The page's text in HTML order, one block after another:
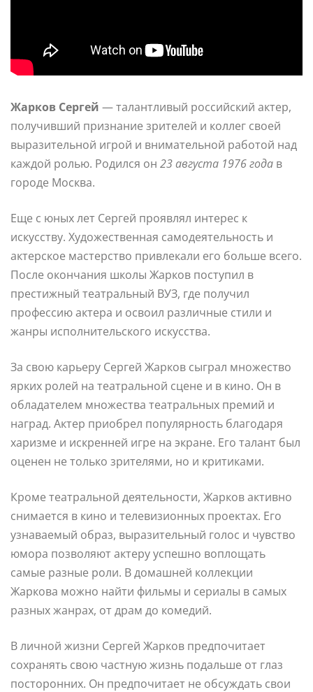
Жарков Сергей — талантливый российский актер,
получивший признание зрителей и коллег своей
выразительной игрой и внимательной работой над
каждой ролью. Родился он 23 августа 1976 года в
городе Москва.
Еще с юных лет Сергей проявлял интерес к
искусству. Художественная самодеятельность и
актерское мастерство привлекали его больше всего.
После окончания школы Жарков поступил в
престижный театральный ВУЗ, где получил
профессию актера и освоил различные стили и
жанры исполнительского искусства.
За свою карьеру Сергей Жарков сыграл множество
ярких ролей на театральной сцене и в кино. Он в
обладателем множества театральных премий и
наград. Актер приобрел популярность благодаря
харизме и искренней игре на экране. Его талант был
оценен не только зрителями, но и критиками.
Кроме театральной деятельности, Жарков активно
снимается в кино и телевизионных проектах. Его
узнаваемый образ, выразительный голос и чувство
юмора позволяют актеру успешно воплощать
самые разные роли. В домашней коллекции
Жаркова можно найти фильмы и сериалы в самых
разных жанрах, от драм до комедий.
В личной жизни Сергей Жарков предпочитает
сохранять свою частную жизнь подальше от глаз
посторонних. Он предпочитает не обсуждать свои